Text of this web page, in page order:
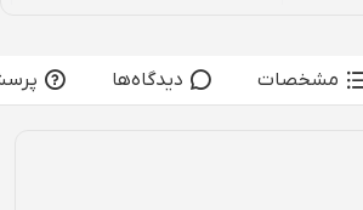
مشخصات دیدگاه‌ها